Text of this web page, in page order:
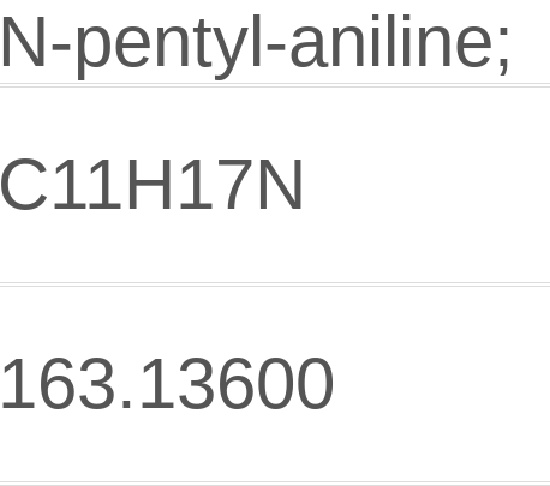
N-pentyl-aniline;
C11H17N
163.13600